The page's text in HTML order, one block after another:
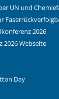
UN und
2026
2026 Webseite
Day